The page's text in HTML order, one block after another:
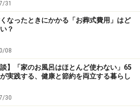
ください。
されるならば、働く期間をもう少
70歳まで繰り下げることをご検討
。繰下げ請求は、月単位で行うこ
下げると0.7％増加します。
から繰下げ申出月の前月までの月
31
なったときにかかる「お葬式費用」はど
？
08
談】「家のお風呂はほとんど使わない」65
実践する、健康と節約を両立する暮らし
30